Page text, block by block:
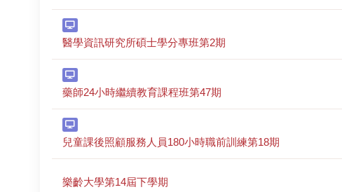
醫學資訊研究所碩士學分專班第2期
藥師24小時繼續教育課程班第47期
兒童課後照顧服務人員180小時職前訓練第18期
樂齡大學第14屆下學期